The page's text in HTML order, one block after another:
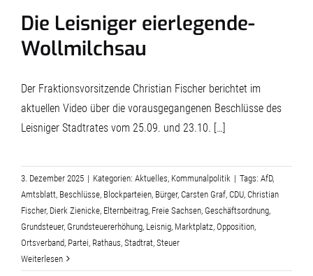
Die Leisniger eierlegende-
Wollmilchsau
Der Fraktionsvorsitzende Christian Fischer berichtet im
aktuellen Video über die vorausgegangenen Beschlüsse des
Leisniger Stadtrates vom 25.09. und 23.10. […]
3. Dezember 2025 | Kategorien: Aktuelles, Kommunalpolitik | Tags: AfD,
Amtsblatt, Beschlüsse, Blockparteien, Bürger, Carsten Graf, CDU, Christian
Fischer, Dierk Zienicke, Elternbeitrag, Freie Sachsen, Geschäftsordnung,
Grundsteuer, Grundsteuererhöhung, Leisnig, Marktplatz, Opposition,
Ortsverband, Partei, Rathaus, Stadtrat, Steuer
Weiterlesen